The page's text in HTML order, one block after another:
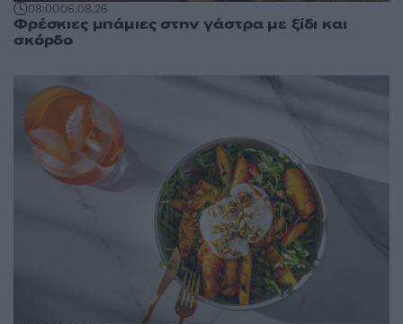
08:0006.08.26
Φρέσκιες μπάμιες στην γάστρα με ξίδι και
σκόρδο